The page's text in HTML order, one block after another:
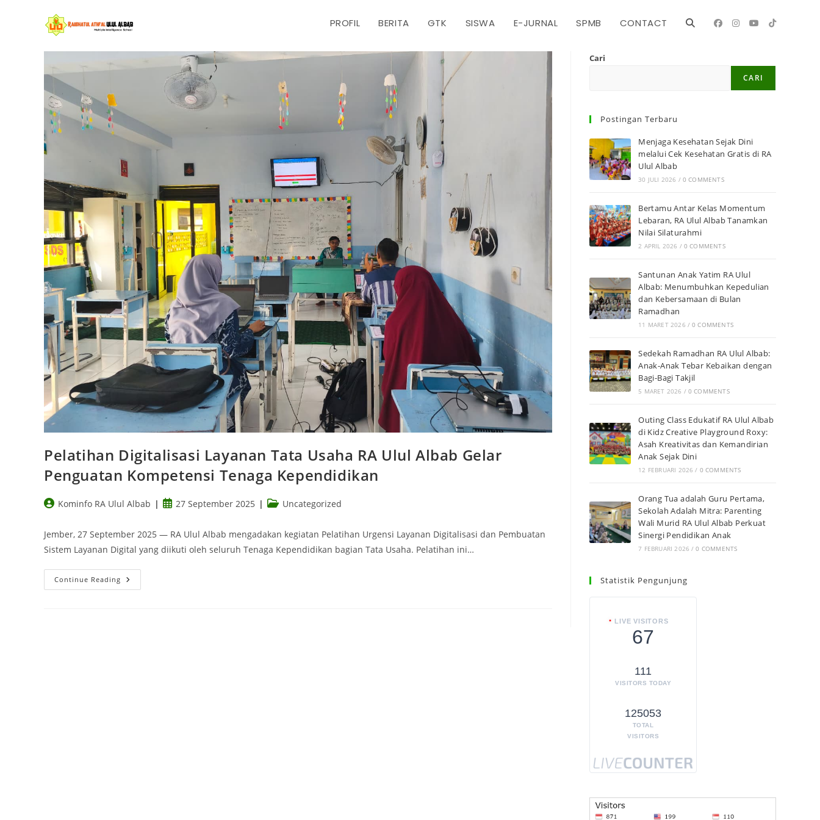
PROFIL BERITA GTK SISWA E-JURNAL SPMB CONTACT
Pelatihan Digitalisasi Layanan Tata Usaha RA Ulul Albab Gelar
Penguatan Kompetensi Tenaga Kependidikan
Kominfo RA Ulul Albab 27 September 2025 Uncategorized
Jember, 27 September 2025 — RA Ulul Albab mengadakan kegiatan Pelatihan Urgensi Layanan Digitalisasi dan Pembuatan
Sistem Layanan Digital yang diikuti oleh seluruh Tenaga Kependidikan bagian Tata Usaha. Pelatihan ini…
Continue Reading
Cari
CARI
Postingan Terbaru
Menjaga Kesehatan Sejak Dini
melalui Cek Kesehatan Gratis di RA
Ulul Albab
30 JULI 2026 / 0 COMMENTS
Bertamu Antar Kelas Momentum
Lebaran, RA Ulul Albab Tanamkan
Nilai Silaturahmi
2 APRIL 2026 / 0 COMMENTS
Santunan Anak Yatim RA Ulul
Albab: Menumbuhkan Kepedulian
dan Kebersamaan di Bulan
Ramadhan
11 MARET 2026 / 0 COMMENTS
Sedekah Ramadhan RA Ulul Albab:
Anak-Anak Tebar Kebaikan dengan
Bagi-Bagi Takjil
5 MARET 2026 / 0 COMMENTS
Outing Class Edukatif RA Ulul Albab
di Kidz Creative Playground Roxy:
Asah Kreativitas dan Kemandirian
Anak Sejak Dini
12 FEBRUARI 2026 / 0 COMMENTS
Orang Tua adalah Guru Pertama,
Sekolah Adalah Mitra: Parenting
Wali Murid RA Ulul Albab Perkuat
Sinergi Pendidikan Anak
7 FEBRUARI 2026 / 0 COMMENTS
Statistik Pengunjung
LIVE VISITORS
67
111
VISITORS TODAY
125053
TOTAL
VISITORS